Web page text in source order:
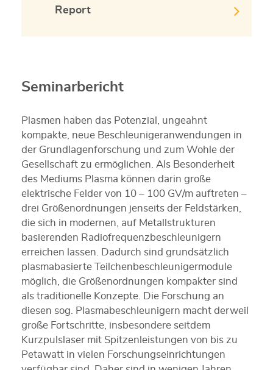
Report
Seminarbericht
Plasmen haben das Potenzial, ungeahnt
kompakte, neue Beschleunigeranwendungen in
der Grundlagenforschung und zum Wohle der
Gesellschaft zu ermöglichen. Als Besonderheit
des Mediums Plasma können darin große
elektrische Felder von 10 – 100 GV/m auftreten –
drei Größenordnungen jenseits der Feldstärken,
die sich in modernen, auf Metallstrukturen
basierenden Radiofrequenzbeschleunigern
erreichen lassen. Dadurch sind grundsätzlich
plasmabasierte Teilchenbeschleunigermodule
möglich, die Größenordnungen kompakter sind
als traditionelle Konzepte. Die Forschung an
diesen sog. Plasmabeschleunigern macht derweil
große Fortschritte, insbesondere seitdem
Kurzpulslaser mit Spitzenleistungen von bis zu
Petawatt in vielen Forschungseinrichtungen